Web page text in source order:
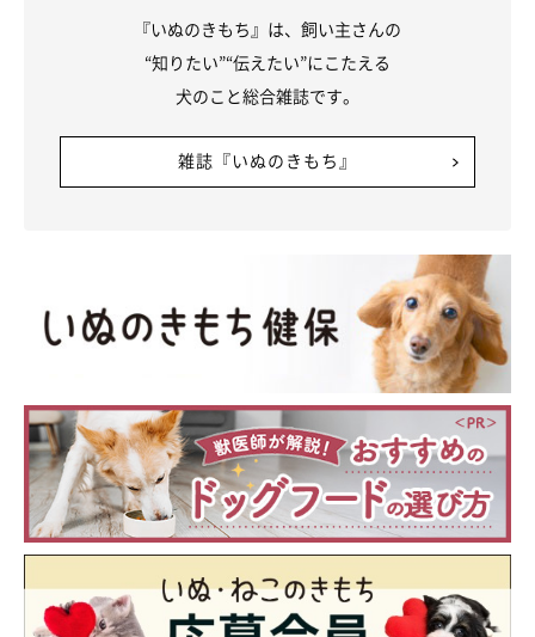
『いぬのきもち』は、飼い主さんの
“知りたい”“伝えたい”にこたえる
犬のこと総合雑誌です。
雑誌『いぬのきもち』